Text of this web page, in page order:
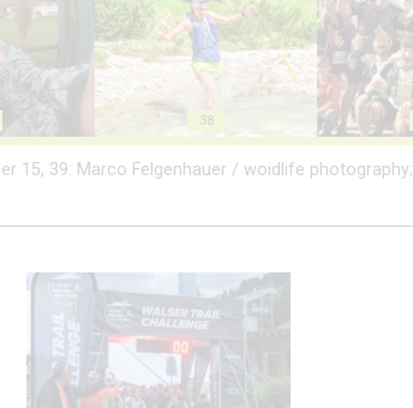
38
15, 39: Marco Felgenhauer / woidlife